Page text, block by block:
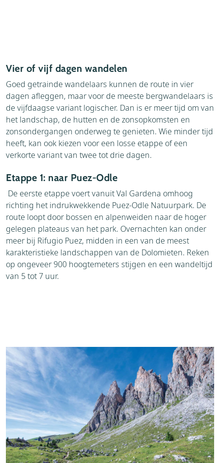
Vier of vijf dagen wandelen
Goed getrainde wandelaars kunnen de route in vier
dagen afleggen, maar voor de meeste bergwandelaars is
de vijfdaagse variant logischer. Dan is er meer tijd om van
het landschap, de hutten en de zonsopkomsten en
zonsondergangen onderweg te genieten. Wie minder tijd
heeft, kan ook kiezen voor een losse etappe of een
verkorte variant van twee tot drie dagen.
Etappe 1: naar Puez-Odle
De eerste etappe voert vanuit Val Gardena omhoog
richting het indrukwekkende Puez-Odle Natuurpark. De
route loopt door bossen en alpenweiden naar de hoger
gelegen plateaus van het park. Overnachten kan onder
meer bij Rifugio Puez, midden in een van de meest
karakteristieke landschappen van de Dolomieten. Reken
op ongeveer 900 hoogtemeters stijgen en een wandeltijd
van 5 tot 7 uur.